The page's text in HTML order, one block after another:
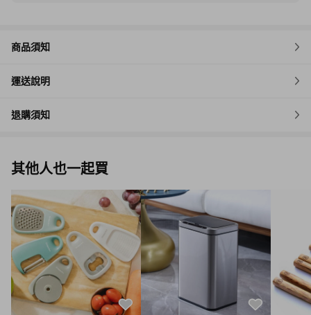
商品須知
運送說明
退購須知
其他人也一起買